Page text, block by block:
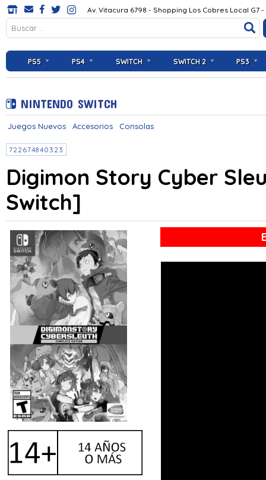
Av. Vitacura 6798 - Shopping Los Cobres Local G7
PS5 PS4 SWITCH SWITCH 2 PS3
NINTENDO SWITCH
Juegos Nuevos Accesorios Consolas
722674840323
Digimon Story Cyber
Switch]